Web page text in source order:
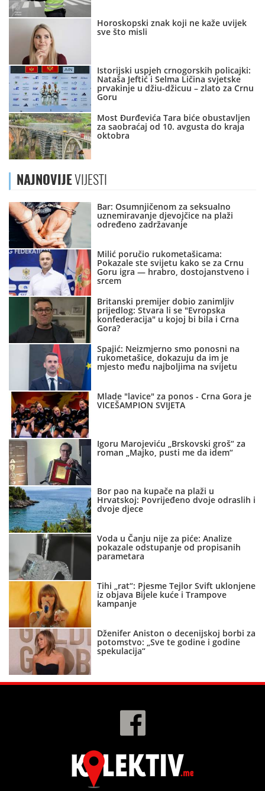
Horoskopski znak koji ne kaže uvijek
sve što misli
Istorijski uspjeh crnogorskih policajki:
Nataša Jeftić i Selma Ličina svjetske
prvakinje u džiu-džicuu – zlato za Crnu
Goru
Most Đurđevića Tara biće obustavljen
za saobraćaj od 10. avgusta do kraja
oktobra
NAJNOVIJEVIJESTI
Bar: Osumnjičenom za seksualno
uznemiravanje djevojčice na plaži
određeno zadržavanje
Milić poručio rukometašicama:
Pokazale ste svijetu kako se za Crnu
Goru igra — hrabro, dostojanstveno i
srcem
Britanski premijer dobio zanimljiv
prijedlog: Stvara li se "Evropska
konfederacija" u kojoj bi bila i Crna
Gora?
Spajić: Neizmjerno smo ponosni na
rukometašice, dokazuju da im je
mjesto među najboljima na svijetu
Mlade "lavice" za ponos - Crna Gora je
VICEŠAMPION SVIJETA
Igoru Marojeviću „Brskovski groš“ za
roman „Majko, pusti me da idem“
Bor pao na kupače na plaži u
Hrvatskoj: Povrijeđeno dvoje odraslih i
dvoje djece
Voda u Čanju nije za piće: Analize
pokazale odstupanje od propisanih
parametara
Tihi „rat“: Pjesme Tejlor Svift uklonjene
iz objava Bijele kuće i Trampove
kampanje
Dženifer Aniston o decenijskoj borbi za
potomstvo: „Sve te godine i godine
spekulacija“